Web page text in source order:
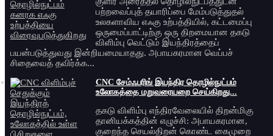
பற்றவைப்புத் தயாரிப்பை மேம்படுத்துதல்
உலகளாவிய எஃகு உற்பத்தியில், கட்டமைப்பு
ஒருமைப்பாட்டிற்கு ஒரு திறமையான தகடு
விளிம்பு வெட்டும் இயந்திரத்தைப்
பயன்படுத்துவது இன்றியமையாதது. அபாயகரமான வெப்பச்
சிதைவைத் தவிர்க்க...
CNC சேம்ஃபரிங் இயந்திர தொழில்நுட்பம்
உலோகத்தை மறுவரையறை செய்கிறது...
தகடு விளிம்பு எந்திரவேலையில் திறன்மிகு
தானியக்கத்தின் எழுச்சி: அபாயகரமான,
குறைந்த செயல்திறன் கொண்ட கைமுறை